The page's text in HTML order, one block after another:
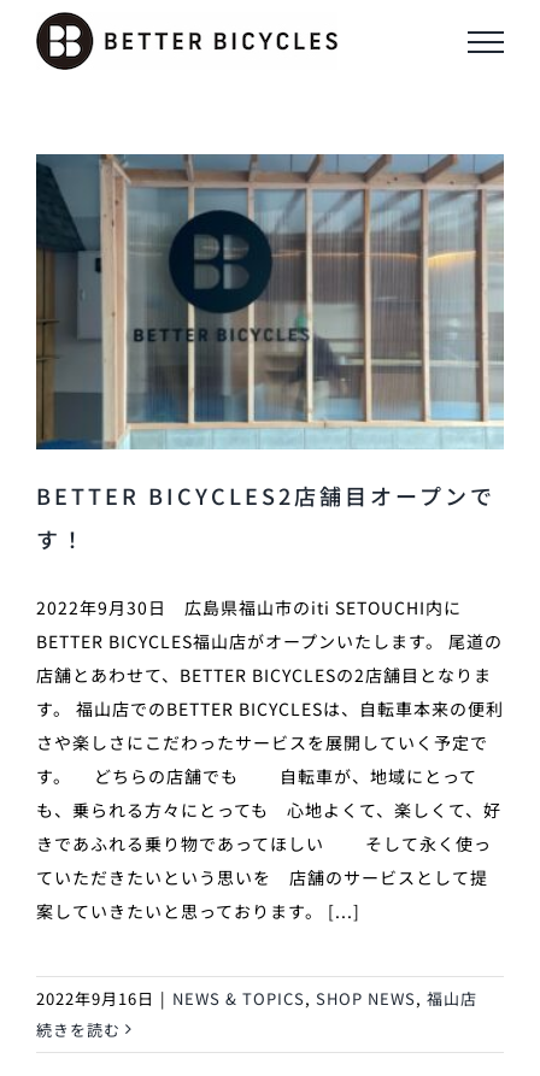
BETTER BICYCLES2店舗目オープンで
す！
2022年9月30日 広島県福山市のiti SETOUCHI内に
BETTER BICYCLES福山店がオープンいたします。 尾道の
店舗とあわせて、BETTER BICYCLESの2店舗目となりま
す。 福山店でのBETTER BICYCLESは、自転車本来の便利
さや楽しさにこだわったサービスを展開していく予定で
す。 どちらの店舗でも 自転車が、地域にとって
も、乗られる方々にとっても 心地よくて、楽しくて、好
きであふれる乗り物であってほしい そして永く使っ
ていただきたいという思いを 店舗のサービスとして提
案していきたいと思っております。 [...]
2022年9月16日 | NEWS & TOPICS, SHOP NEWS, 福山店
続きを読む